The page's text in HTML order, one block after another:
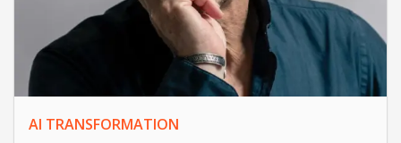
AI TRANSFORMATION